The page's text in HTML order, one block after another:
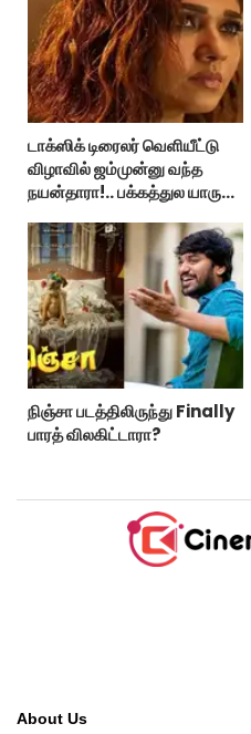
டாக்ஸிக் டிரைலர் வெளியீட்டு
விழாவில் ஜம்முன்னு வந்த
நயன்தாரா!.. பக்கத்துல யாரு
நிஞ்சா படத்திலிருந்து Finally
பாரத் விலகிட்டாரா?
About Us